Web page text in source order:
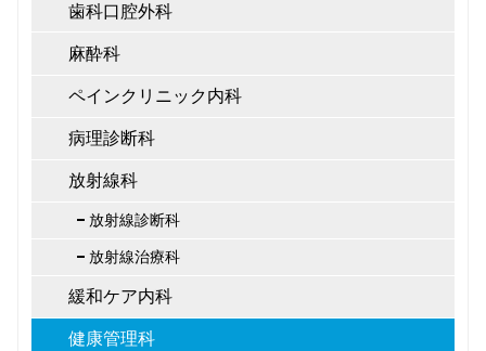
歯科口腔外科
麻酔科
ペインクリニック内科
病理診断科
放射線科
放射線診断科
放射線治療科
緩和ケア内科
健康管理科